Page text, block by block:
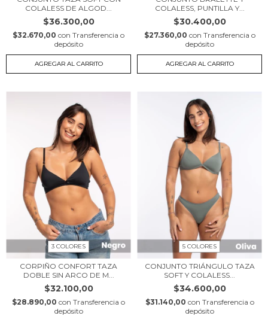
COLALESS DE ALGOD...
$36.300,00
$32.670,00 con Transferencia o
depósito
AGREGAR AL CARRITO
COLALESS, PUNTILLA Y...
$30.400,00
$27.360,00 con Transferencia o
depósito
AGREGAR AL CARRITO
3 COLORES
CORPIÑO CONFORT TAZA
DOBLE SIN ARCO DE M...
$32.100,00
$28.890,00 con Transferencia o
depósito
5 COLORES
CONJUNTO TRIÁNGULO TAZA
SOFT Y COLALESS...
$34.600,00
$31.140,00 con Transferencia o
depósito